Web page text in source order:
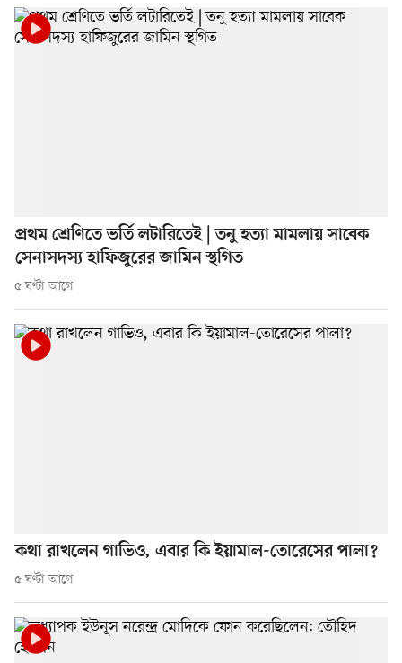
প্রথম শ্রেণিতে ভর্তি লটারিতেই | তনু হত্যা মামলায় সাবেক
সেনাসদস্য হাফিজুরের জামিন স্থগিত
৫ ঘণ্টা আগে
কথা রাখলেন গাভিও, এবার কি ইয়ামাল-তোরেসের পালা?
৫ ঘণ্টা আগে